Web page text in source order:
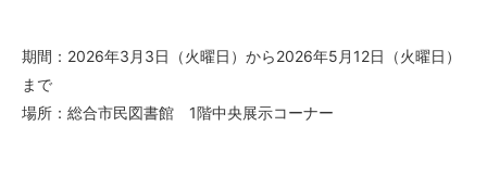
期間：2026年3月3日（火曜日）から2026年5月12日（火曜日）
まで
場所：総合市民図書館 1階中央展示コーナー